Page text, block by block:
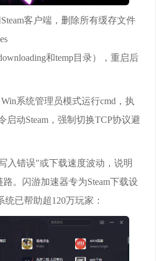
客户端，删除所有缓存文件
和temp目录），重启后
系统管理员模式运行cmd，执
启动Steam，强制切换TCP协议避
入错误"或下载速度波动，说明
。闪游加速器专为Steam下载设
已帮助超120万玩家：